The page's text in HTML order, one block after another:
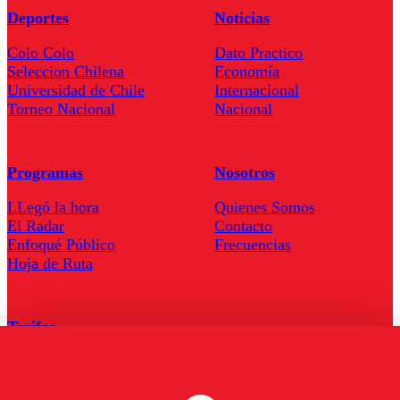
Deportes
Colo Colo
Seleccion Chilena
Universidad de Chile
Torneo Nacional
Noticias
Dato Practico
Economía
Internacional
Nacional
Programas
LLegó la hora
El Radar
Enfoqué Público
Hoja de Ruta
Nosotros
Quienes Somos
Contacto
Frecuencias
Tarifas